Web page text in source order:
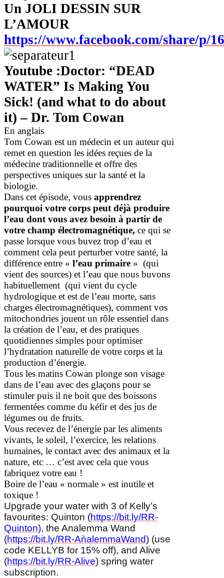
Un JOLI DESSIN SUR
L’AMOUR
https://www.facebook.com/share/p/
Youtube :Doctor: “DEAD
WATER” Is Making You
Sick! (and what to do about
it) – Dr. Tom Cowan
En anglais
Tom Cowan est un médecin et un auteur qui
remet en question les idées reçues de la
médecine traditionnelle et offre des
perspectives uniques sur la santé et la
biologie.
Dans cet épisode, vous apprendrez
pourquoi votre corps peut déjà produire
l’eau dont vous avez besoin à partir de
votre champ électromagnétique, ce qui se
passe lorsque vous buvez trop d’eau et
comment cela peut perturber votre santé, la
différence entre « l’eau primaire » (qui
vient des sources) et l’eau que nous buvons
habituellement (qui vient du cycle
hydrologique et est de l’eau morte, sans
charges électromagnétiques), comment vos
mitochondries jouent un rôle essentiel dans
la création de l’eau, et des pratiques
quotidiennes simples pour optimiser
l’hydratation naturelle de votre corps et la
production d’énergie.
Tous les matins Cowan plonge son visage
dans de l’eau avec des glaçons pour se
stimuler puis il ne boit que des boissons
fermentées comme du kéfir et des jus de
légumes ou de fruits.
Vous recevez de l’énergie par les aliments
vivants, le soleil, l’exercice, les relations
humaines, le contact avec des animaux et la
nature, etc … c’est avec cela que vous
fabriquez votre eau !
Boire de l’eau « normale » est inutile et
toxique !
Upgrade your water with 3 of Kelly’s
favourites: Quinton (https://bit.ly/RR-
Quinton), the Analemma Wand
(https://bit.ly/RR-AǹalemmaWand) (use
code KELLYB for 15% off), and Alive
(https://bit.ly/RR-Alive) spring water
subscription.